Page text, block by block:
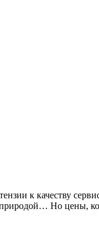
к качеству
природой… Но цены,